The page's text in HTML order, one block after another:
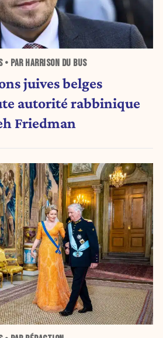
• PAR HARRISON DU BUS
juives belges
autorité rabbinique
Friedman